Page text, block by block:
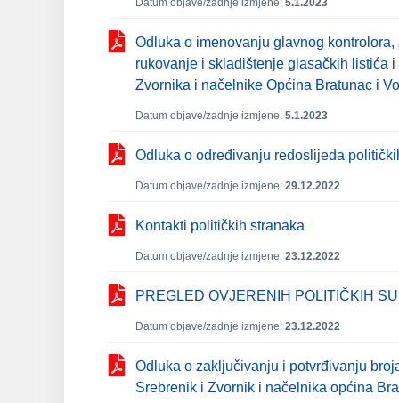
Odluka o imenovanju glavnog
rukovanje i skladištenje glasačkih listića
Zvornika i načelnike Općina Bratunac i
Datum objave/zadnje izmjene: 5.1.2023
Odluka o određivanju redoslijeda
Datum objave/zadnje izmjene: 29.12.2022
Kontakti političkih stranaka
Datum objave/zadnje izmjene: 23.12.2022
PREGLED OVJERENIH POLITIČKIH
Datum objave/zadnje izmjene: 23.12.2022
Odluka o zaključivanju i potvrđivanju
Srebrenik i Zvornik i načelnika općina